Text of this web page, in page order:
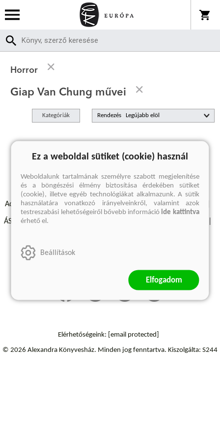
Horror
Giap Van Chung művei
Kategóriák Rendezés
A keresett kifejezésre nincs találat
Adatvédelmi szabályzatok Elállási felmondási nyilatkozat
ÁSZF - Vásárlási feltételek
Szállítási információk
Elérhetőségeink: [email protected]
© 2026 Alexandra Könyvesház. Minden jog fenntartva. Kiszolgálta: S244
Ez a weboldal sütiket (cookie) használ
Weboldalunk tartalmának személyre szabott megjelenítése
és a böngészési élmény biztosítása érdekében sütiket
(cookie), illetve egyéb technológiákat alkalmazunk. A sütik
használatára vonatkozó irányelveinkről, valamint azok
testreszabási lehetőségeiről bővebb információide kattintva
érhető el.
Beállítások
Elfogadom